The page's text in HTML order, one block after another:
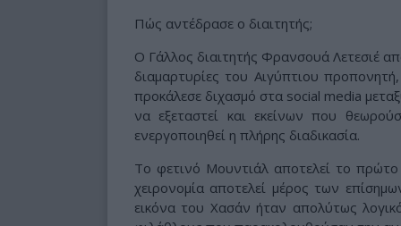
Πώς αντέδρασε ο διαιτητής;
Ο Γάλλος διαιτητής Φρανσουά Λετεσιέ
διαμαρτυρίες του Αιγύπτιου
προκάλεσε διχασμό στα social media
να εξεταστεί και εκείνων που
ενεργοποιηθεί η πλήρης διαδικασία.
Το φετινό Μουντιάλ αποτελεί το
χειρονομία αποτελεί μέρος των
εικόνα του Χασάν ήταν απολύτως